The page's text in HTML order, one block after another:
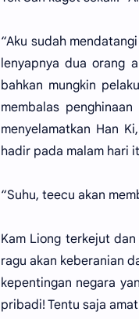
“Aku sudah
lenyapnya dua orang
bahkan mungkin
membalas
menyelamatkan Han
hadir pada malam hari
“Suhu, teecu akan
Kam Liong terkejut
ragu akan keberanian
kepentingan negara
pribadi! Tentu saja